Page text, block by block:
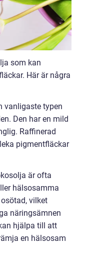
som kan
Här är några
vanligaste typen
Den har en mild
Raffinerad
pigmentfläckar
är ofta
hälsosamma
vilket
näringsämnen
hjälpa till att
en hälsosam